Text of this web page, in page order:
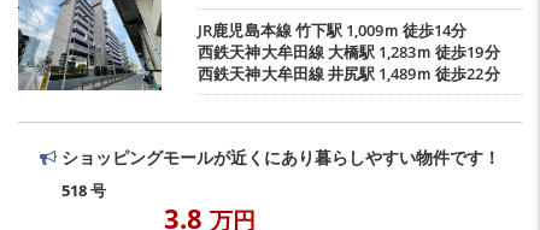
JR鹿児島本線竹下駅1,009ｍ 徒歩14分
西鉄天神大牟田線大橋駅1,283ｍ 徒歩19分
西鉄天神大牟田線井尻駅1,489ｍ 徒歩22分
ショッピングモールが近くにあり暮らしやすい物件です！
518 号
3.8 万円